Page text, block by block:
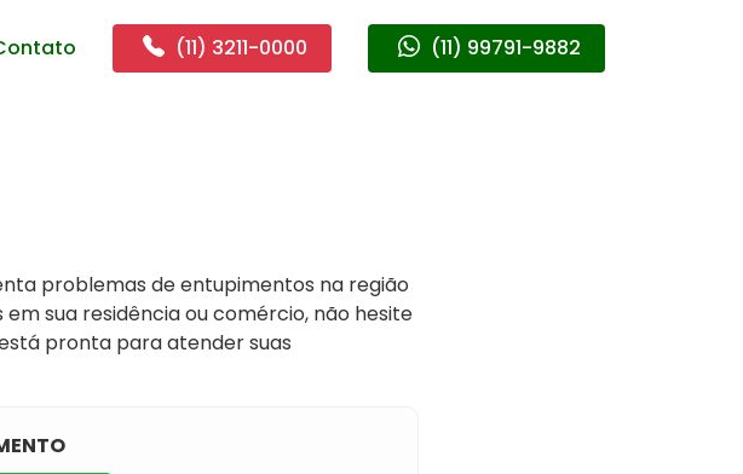
(11) 3211-0000 (11) 99791-9882
problemas de entupimentos na região
sua residência ou comércio, não hesite
pronta para atender suas